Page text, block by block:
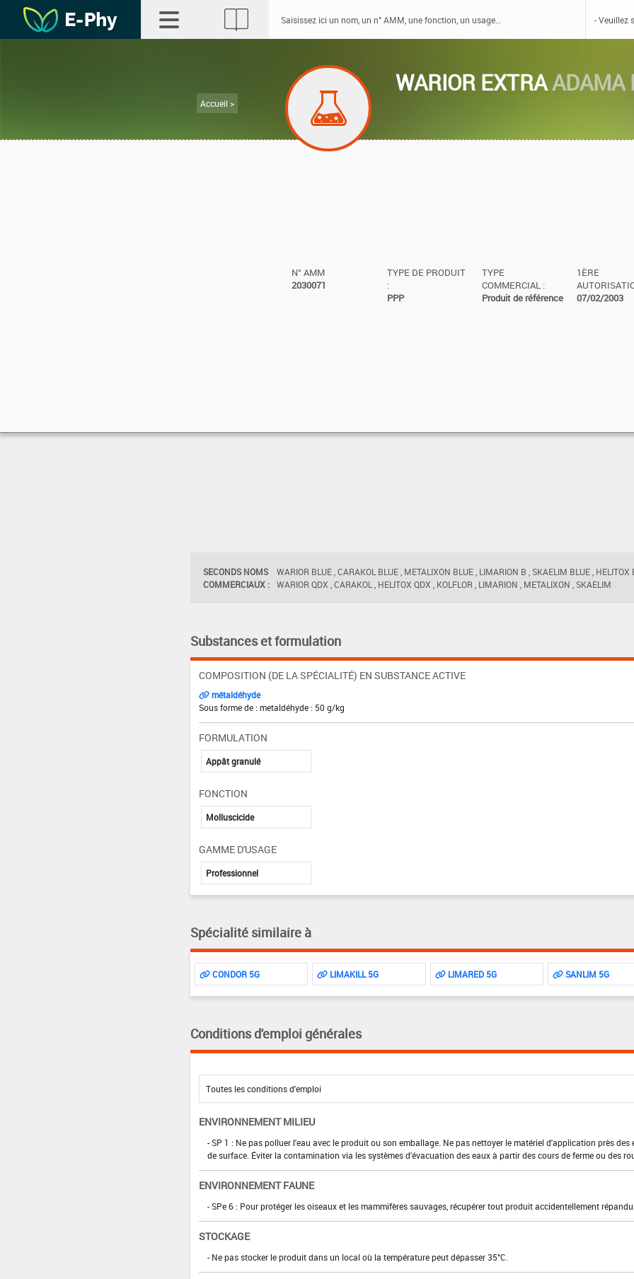
Accueil >
WARIOR EXTRAADAMA
N° AMM
2030071
TYPE DE PRODUIT
:
PPP
TYPE
COMMERCIAL :
Produit de référence
1ÈRE
07/02/2003
SECONDS NOMS
COMMERCIAUX :
WARIOR BLUE , CARAKOL BLUE , METALIXON BLUE , LIMARION B , SKAELIM BLUE , HELITOX
WARIOR QDX , CARAKOL , HELITOX QDX , KOLFLOR , LIMARION , METALIXON , SKAELIM
Substances et formulation
COMPOSITION (DE LA SPÉCIALITÉ) EN SUBSTANCE ACTIVE
métaldéhyde
Sous forme de : metaldéhyde : 50 g/kg
FORMULATION
Appât granulé
FONCTION
Molluscicide
GAMME D'USAGE
Professionnel
Spécialité similaire à
CONDOR 5G LIMAKILL 5G LIMARED 5G SANLIM 5G
Conditions d'emploi générales
ENVIRONNEMENT MILIEU
- SP 1 : Ne pas polluer l'eau avec le produit ou son emballage. Ne pas nettoyer le matériel d'application près des
de surface. Éviter la contamination via les systèmes d'évacuation des eaux à partir des cours de ferme ou des
ENVIRONNEMENT FAUNE
- SPe 6 : Pour protéger les oiseaux et les mammifères sauvages, récupérer tout produit accidentellement répandu.
STOCKAGE
- Ne pas stocker le produit dans un local où la température peut dépasser 35°C.